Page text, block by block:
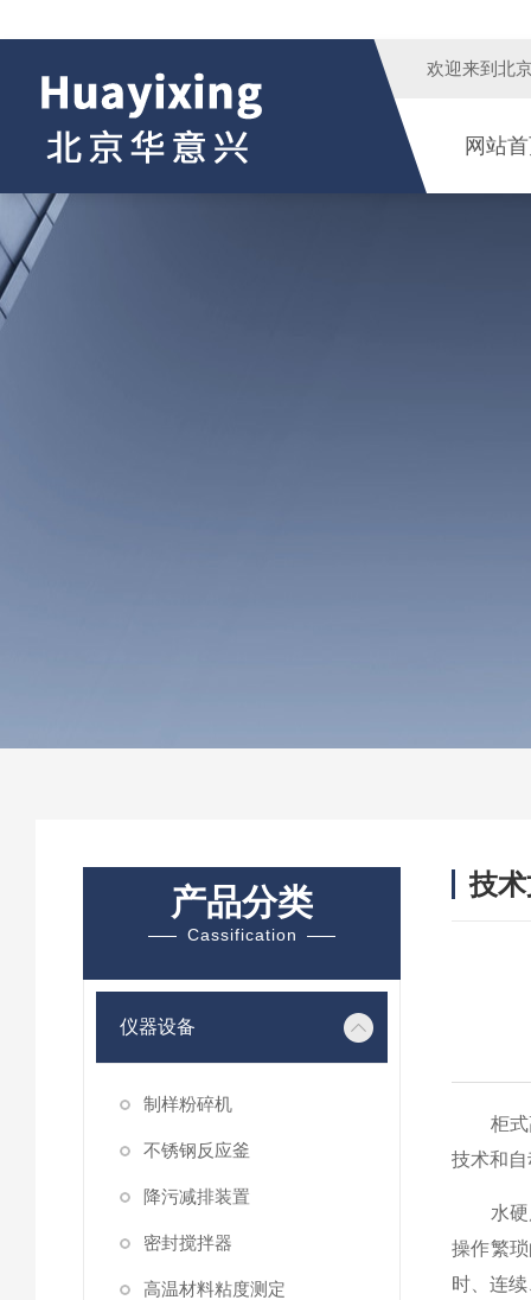
欢迎来到 北
网站
产品分类
Cassification
仪器设备
制样粉碎机
不锈钢反应釜
降污减排装置
密封搅拌器
高温材料粘度测定
技
柜式高
技术和
水硬度
操作繁
时、连